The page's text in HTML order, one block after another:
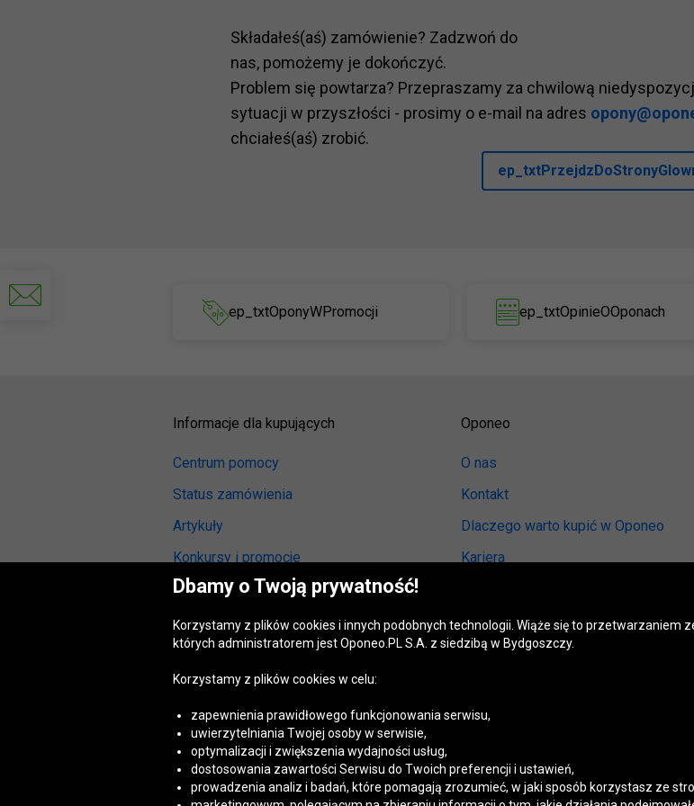
Składałeś(aś) zamówienie? Zadzwoń do
nas, pomożemy je dokończyć.
Problem się powtarza? Przepraszamy za chwilową
sytuacji w przyszłości - prosimy o e-mail na adres
chciałeś(aś) zrobić.
ep_txtOponyWPromocji ep_txtOpinieOOponach
Informacje dla kupujących
Centrum pomocy
Status zamówienia
Artykuły
Konkursy i promocje
Odstąpienie od umowy
Reklamacja gwarancyjna
Opinie o oponach
Akt o usługach cyfrowych(DSA)
Dostępność cyfrowa
Oponeo
O nas
Kontakt
Dlaczego warto kupić w Oponeo
Kariera
Biuro prasowe
Kręci nas recykling
Mapa fotoradarów
Ustawienia cookies
Dbamy o Twoją prywatność!
Korzystamy z plików cookies i innych podobnych technologii. Wiąże się to przetwarzaniem
których administratorem jest Oponeo.PL S.A. z siedzibą w Bydgoszczy.
Korzystamy z plików cookies w celu:
zapewnienia prawidłowego funkcjonowania serwisu,
uwierzytelniania Twojej osoby w serwisie,
optymalizacji i zwiększenia wydajności usług,
dostosowania zawartości Serwisu do Twoich preferencji i ustawień,
prowadzenia analiz i badań, które pomagają zrozumieć, w jaki sposób korzystasz ze